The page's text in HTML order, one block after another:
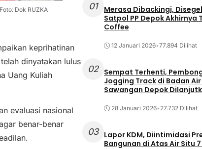
Dok RUZKA
keprihatinan
dinyatakan lulus
Uang Kuliah
evaluasi nasional
benar-benar
01
Merasa Dibackingi,
Satpol PP Depok Akhirnya
Coffee
12 Januari 2026•77.894 Dilihat
02
Sempat Terhenti,
Jogging Track di Badan
Sawangan Depok
28 Januari 2026• 27.732 Dilihat
03
Lapor KDM, Diintimidasi
Bangunan di Atas Air Situ